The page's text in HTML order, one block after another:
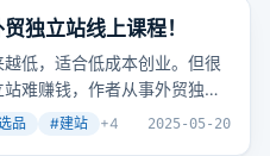
独立站线上课程！
低，适合低成本创业。但很
难赚钱，作者从事外贸独立
，提供能力技巧帮助大家。课
品 #建站 +4 2025-05-20